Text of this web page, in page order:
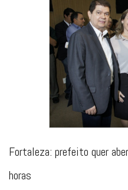
Fortaleza: prefeito quer
horas